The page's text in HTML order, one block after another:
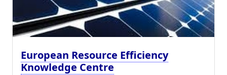
European Resource Efficiency
Knowledge Centre